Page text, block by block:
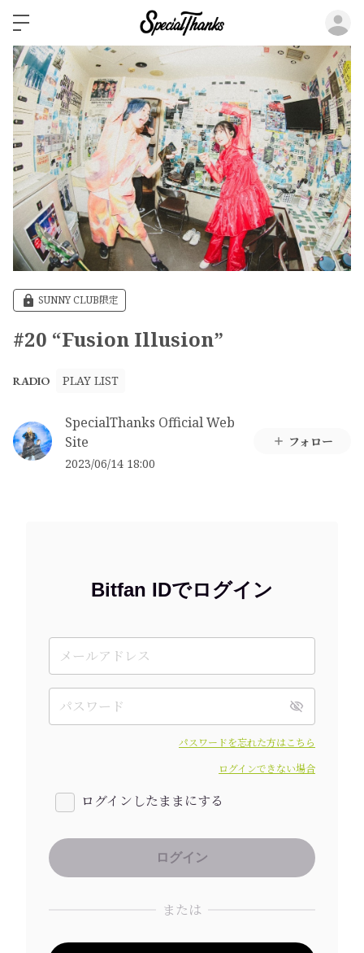
SUNNY CLUB限定
#20 “Fusion Illusion”
RADIO PLAY LIST
SpecialThanks Official Web
Site
2023/06/14 18:00
フォロー
Bitfan IDでログイン
パスワードを忘れた方はこちら
ログインできない場合
ログインしたままにする
または